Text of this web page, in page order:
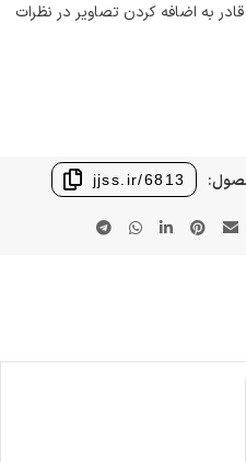
به اضافه کردن تصاویر در نظرات
jjss.ir/6813